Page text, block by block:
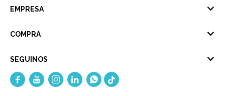
EMPRESA
COMPRA
SEGUINOS
    